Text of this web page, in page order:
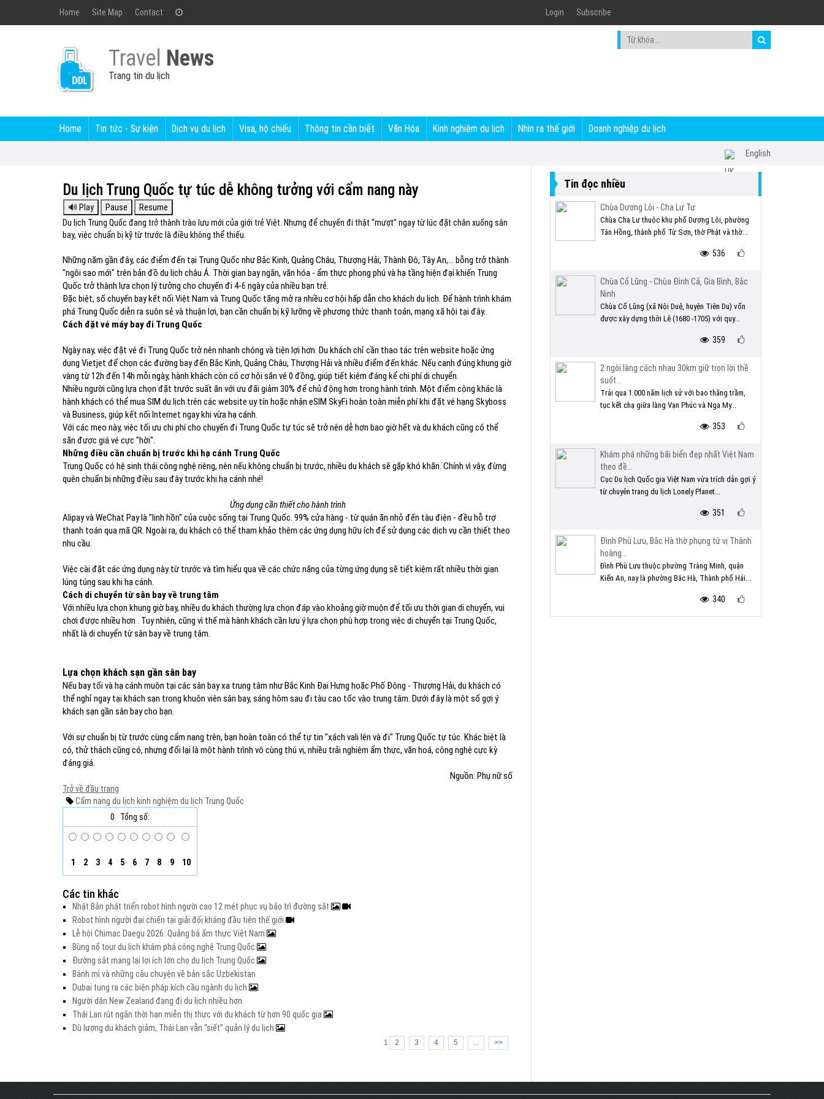
Home Site Map Contact Login Subscribe
Travel News
Trang tin du lịch
Home Tin tức - Sự kiện Dịch vụ du lịch Visa, hộ chiếu Thông tin cần biết Văn Hóa Kinh nghiệm du lịch Nhìn ra thế giới Doanh nghiệp du lịch
English
Du lịch Trung Quốc tự túc dễ không tưởng với cẩm nang này
Du lịch Trung Quốc đang trở thành trào lưu mới của giới trẻ Việt. Nhưng để chuyến đi thật “mượt” ngay từ lúc đặt chân xuống sân
bay, việc chuẩn bị kỹ từ trước là điều không thể thiếu.
Những năm gần đây, các điểm đến tại Trung Quốc như Bắc Kinh, Quảng Châu, Thượng Hải, Thành Đô, Tây An,… bỗng trở thành
"ngôi sao mới" trên bản đồ du lịch châu Á. Thời gian bay ngắn, văn hóa - ẩm thực phong phú và hạ tầng hiện đại khiến Trung
Quốc trở thành lựa chọn lý tưởng cho chuyến đi 4-6 ngày của nhiều bạn trẻ.
Đặc biệt, số chuyến bay kết nối Việt Nam và Trung Quốc tăng mở ra nhiều cơ hội hấp dẫn cho khách du lịch. Để hành trình khám
phá Trung Quốc diễn ra suôn sẻ và thuận lợi, bạn cần chuẩn bị kỹ lưỡng về phương thức thanh toán, mạng xã hội tại đây..
Cách đặt vé máy bay đi Trung Quốc
Ngày nay, việc đặt vé đi Trung Quốc trở nên nhanh chóng và tiện lợi hơn. Du khách chỉ cần thao tác trên website hoặc ứng
dụng Vietjet để chọn các đường bay đến Bắc Kinh, Quảng Châu, Thượng Hải và nhiều điểm đến khác. Nếu canh đúng khung giờ
vàng từ 12h đến 14h mỗi ngày, hành khách còn có cơ hội săn vé 0 đồng, giúp tiết kiệm đáng kể chi phí di chuyển.
Nhiều người cũng lựa chọn đặt trước suất ăn với ưu đãi giảm 30% để chủ động hơn trong hành trình. Một điểm cộng khác là
hành khách có thể mua SIM du lịch trên các website uy tín hoặc nhận eSIM SkyFi hoàn toàn miễn phí khi đặt vé hạng Skyboss
và Business, giúp kết nối Internet ngay khi vừa hạ cánh.
Với các mẹo này, việc tối ưu chi phí cho chuyến đi Trung Quốc tự túc sẽ trở nên dễ hơn bao giờ hết và du khách cũng có thể
săn được giá vé cực "hời".
Những điều cần chuẩn bị trước khi hạ cánh Trung Quốc
Trung Quốc có hệ sinh thái công nghệ riêng, nên nếu không chuẩn bị trước, nhiều du khách sẽ gặp khó khăn. Chính vì vậy, đừng
quên chuẩn bị những điều sau đây trước khi hạ cánh nhé!
Ứng dụng cần thiết cho hành trình
Alipay và WeChat Pay là "linh hồn" của cuộc sống tại Trung Quốc. 99% cửa hàng - từ quán ăn nhỏ đến tàu điện - đều hỗ trợ
thanh toán qua mã QR. Ngoài ra, du khách có thể tham khảo thêm các ứng dụng hữu ích để sử dụng các dịch vụ cần thiết theo
nhu cầu.
Việc cài đặt các ứng dụng này từ trước và tìm hiểu qua về các chức năng của từng ứng dụng sẽ tiết kiệm rất nhiều thời gian
lúng túng sau khi hạ cánh.
Cách di chuyển từ sân bay về trung tâm
Với nhiều lựa chọn khung giờ bay, nhiều du khách thường lựa chọn đáp vào khoảng giờ muộn để tối ưu thời gian di chuyển, vui
chơi được nhiều hơn . Tuy nhiên, cũng vì thế mà hành khách cần lưu ý lựa chọn phù hợp trong việc di chuyển tại Trung Quốc,
nhất là di chuyển từ sân bay về trung tâm.
Lựa chọn khách sạn gần sân bay
Nếu bay tối và hạ cánh muộn tại các sân bay xa trung tâm như Bắc Kinh Đại Hưng hoặc Phố Đông - Thượng Hải, du khách có
thể nghỉ ngay tại khách sạn trong khuôn viên sân bay, sáng hôm sau đi tàu cao tốc vào trung tâm. Dưới đây là một số gợi ý
khách sạn gần sân bay cho bạn.
Với sự chuẩn bị từ trước cùng cẩm nang trên, bạn hoàn toàn có thể tự tin "xách vali lên và đi" Trung Quốc tự túc. Khác biệt là
có, thử thách cũng có, nhưng đổi lại là một hành trình vô cùng thú vị, nhiều trải nghiệm ẩm thực, văn hoá, công nghệ cực kỳ
đáng giá.
Nguồn: Phụ nữ số
Trở về đầu trang
Cẩm nang du lịch kinh nghiệm du lịch Trung Quốc
0
Tổng số:
1 2 3 4 5 6 7 8 9 10
Các tin khác
Nhật Bản phát triển robot hình người cao 12 mét phục vụ bảo trì đường sắt
Robot hình người đại chiến tại giải đối kháng đầu tiên thế giới
Lễ hội Chimac Daegu 2026: Quảng bá ẩm thực Việt Nam
Bùng nổ tour du lịch khám phá công nghệ Trung Quốc
Đường sắt mang lại lợi ích lớn cho du lịch Trung Quốc
Bánh mì và những câu chuyện về bản sắc Uzbekistan
Dubai tung ra các biện pháp kích cầu ngành du lịch
Người dân New Zealand đang đi du lịch nhiều hơn
Thái Lan rút ngắn thời hạn miễn thị thực với du khách từ hơn 90 quốc gia
Dù lượng du khách giảm, Thái Lan vẫn “siết” quản lý du lịch
1 2 3 4 5 ... >>
Tin đọc nhiều
Chùa Dương Lôi - Cha Lư Tự
Chùa Cha Lư thuộc khu phố Dương Lôi, phường
Tân Hồng, thành phố Từ Sơn, thờ Phật và thờ...
536
Chùa Cổ Lũng - Chùa Đình Cả, Gia Bình, Bắc
Ninh
Chùa Cổ Lũng (xã Nội Duệ, huyện Tiên Du) vốn
được xây dựng thời Lê (1680 -1705) với quy...
359
2 ngôi làng cách nhau 30km giữ trọn lời thề
suốt...
Trải qua 1.000 năm lịch sử với bao thăng trầm,
tục kết chạ giữa làng Vạn Phúc và Nga My...
353
Khám phá những bãi biển đẹp nhất Việt Nam
theo đề...
Cục Du lịch Quốc gia Việt Nam vừa trích dẫn gợi ý
từ chuyên trang du lịch Lonely Planet...
351
Đình Phù Lưu, Bắc Hà thờ phụng tứ vị Thành
hoàng...
Đình Phù Lưu thuộc phường Tràng Minh, quận
Kiến An, nay là phường Bắc Hà, Thành phố Hải...
340